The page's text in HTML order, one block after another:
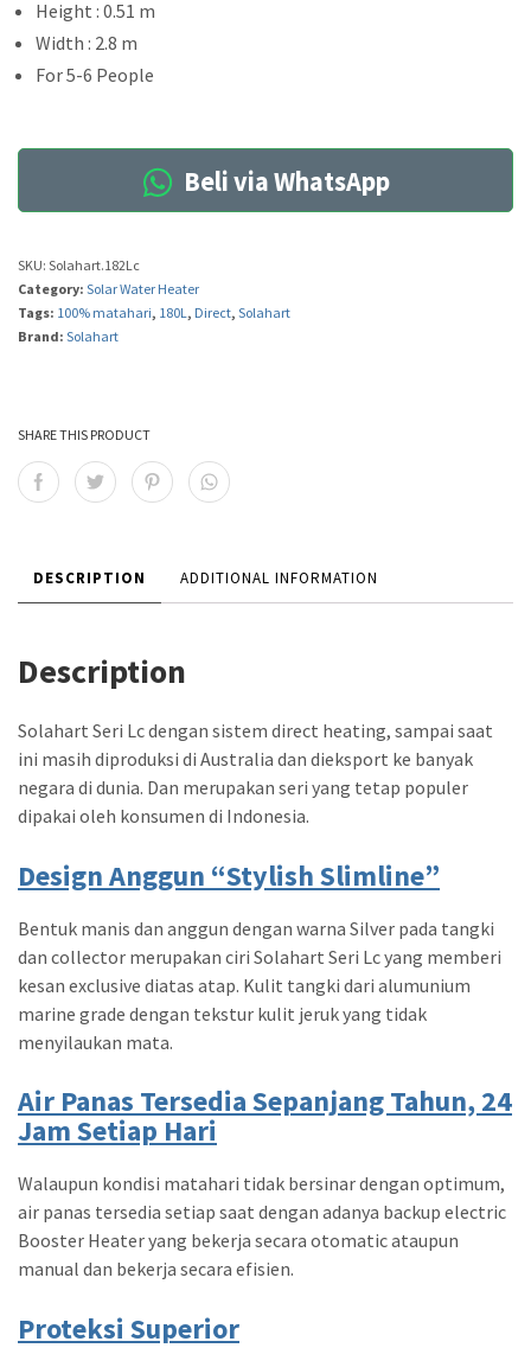
Height : 0.51 m
Width : 2.8 m
For 5-6 People
Beli via WhatsApp
SKU: Solahart.182Lc
Category: Solar Water Heater
Tags: 100% matahari, 180L, Direct, Solahart
Brand: Solahart
SHARE THIS PRODUCT
DESCRIPTION ADDITIONAL INFORMATION
Description
Solahart Seri Lc dengan sistem direct heating, sampai saat
ini masih diproduksi di Australia dan dieksport ke banyak
negara di dunia. Dan merupakan seri yang tetap populer
dipakai oleh konsumen di Indonesia.
Design Anggun “Stylish Slimline”
Bentuk manis dan anggun dengan warna Silver pada tangki
dan collector merupakan ciri Solahart Seri Lc yang memberi
kesan exclusive diatas atap. Kulit tangki dari alumunium
marine grade dengan tekstur kulit jeruk yang tidak
menyilaukan mata.
Air Panas Tersedia Sepanjang Tahun, 24
Jam Setiap Hari
Walaupun kondisi matahari tidak bersinar dengan optimum,
air panas tersedia setiap saat dengan adanya backup electric
Booster Heater yang bekerja secara otomatic ataupun
manual dan bekerja secara efisien.
Proteksi Superior